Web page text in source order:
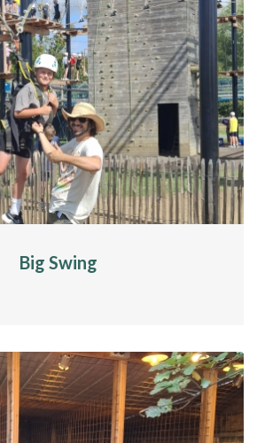
Big Swing